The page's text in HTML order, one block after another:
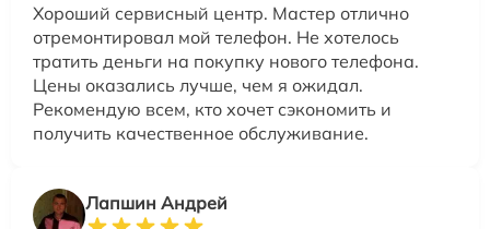
Хороший сервисный центр. Мастер отлично
отремонтировал мой телефон. Не хотелось
тратить деньги на покупку нового телефона.
Цены оказались лучше, чем я ожидал.
Рекомендую всем, кто хочет сэкономить и
получить качественное обслуживание.
Лапшин Андрей